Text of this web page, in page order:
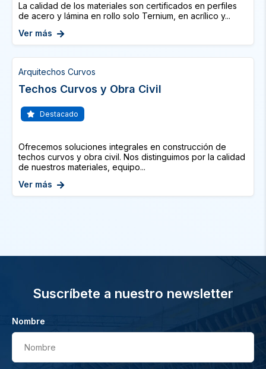
La calidad de los materiales son certificados en perfiles
de acero y lámina en rollo solo Ternium, en acrílico y...
Ver más
Arquitechos Curvos
Techos Curvos y Obra Civil
Destacado
Ofrecemos soluciones integrales en construcción de
techos curvos y obra civil. Nos distinguimos por la calidad
de nuestros materiales, equipo...
Ver más
Suscríbete a nuestro newsletter
Nombre
Nombre